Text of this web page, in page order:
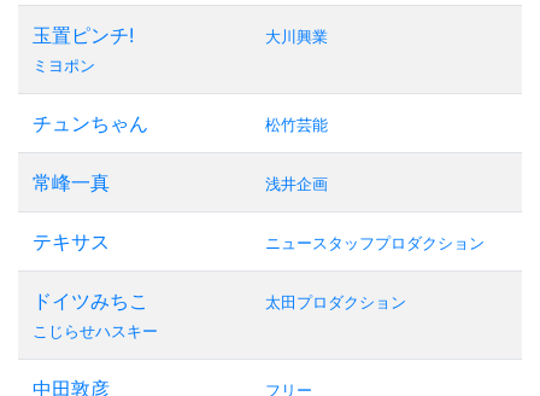
玉置ピンチ!
ミヨポン
大川興業
チュンちゃん 松竹芸能
常峰一真 浅井企画
テキサス ニュースタッフプロダクション
ドイツみちこ
こじらせハスキー
太田プロダクション
中田敦彦 フリー